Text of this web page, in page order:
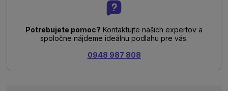
Potrebujete pomoc? Kontaktujte našich expertov a
spoločne nájdeme ideálnu podlahu pre vás.
0948 987 808